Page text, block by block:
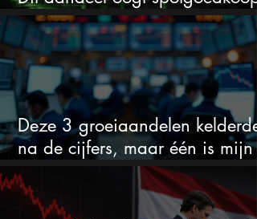
voor hoeveel het kan stijgen
Deze 3 groeiaandelen
na de cijfers, maar één is mijn
duidelijke favoriet